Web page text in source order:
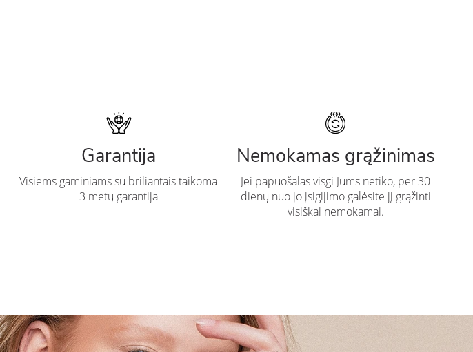
Garantija
Visiems gaminiams su briliantais taikoma
3 metų garantija
Nemokamas grąžinimas
Jei papuošalas visgi Jums netiko, per 30
dienų nuo jo įsigijimo galėsite jį grąžinti
visiškai nemokamai.